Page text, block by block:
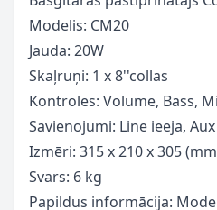
Modelis: CM20
Jauda: 20W
Skaļruņi: 1 x 8''collas
Kontroles: Volume, Bass,
Savienojumi: Line ieeja,
Izmēri: 315 x 210 x 305
Svars: 6 kg
Papildus informācija: